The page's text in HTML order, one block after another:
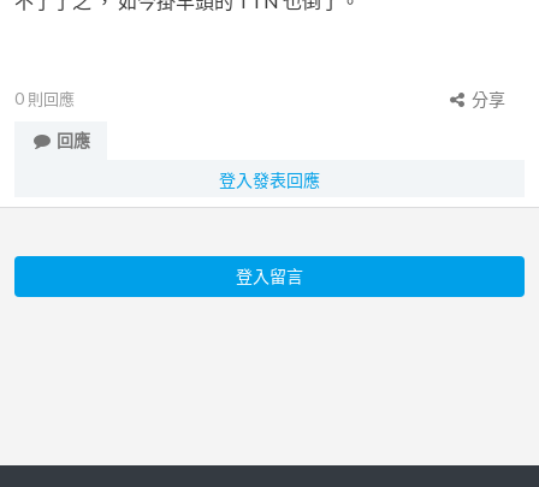
0 則回應
分享
回應
登入發表回應
登入留言